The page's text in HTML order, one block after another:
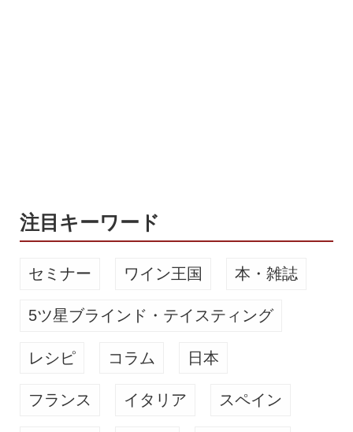
注目キーワード
セミナー ワイン王国 本・雑誌
5ツ星ブラインド・テイスティング
レシピ コラム 日本
フランス イタリア スペイン